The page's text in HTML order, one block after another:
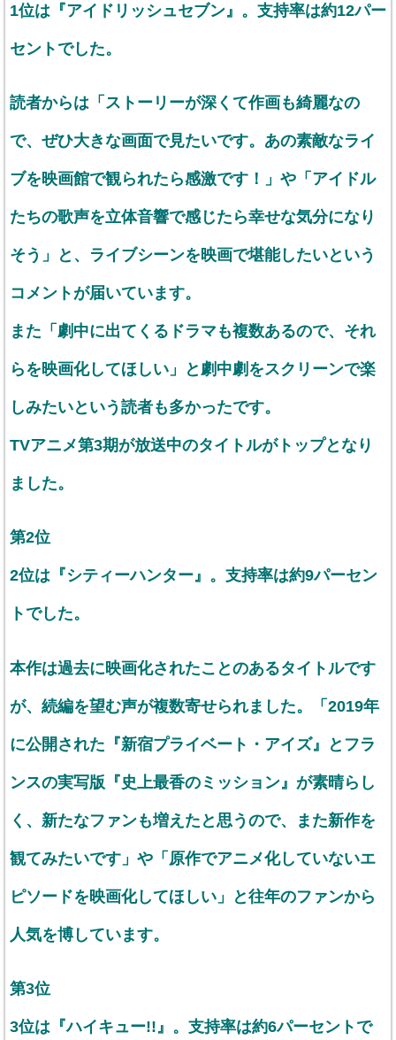
1位は『アイドリッシュセブン』。支持率は約12パー
セントでした。
読者からは「ストーリーが深くて作画も綺麗なの
で、ぜひ大きな画面で見たいです。あの素敵なライ
ブを映画館で観られたら感激です！」や「アイドル
たちの歌声を立体音響で感じたら幸せな気分になり
そう」と、ライブシーンを映画で堪能したいという
コメントが届いています。
また「劇中に出てくるドラマも複数あるので、それ
らを映画化してほしい」と劇中劇をスクリーンで楽
しみたいという読者も多かったです。
TVアニメ第3期が放送中のタイトルがトップとなり
ました。
第2位
2位は『シティーハンター』。支持率は約9パーセン
トでした。
本作は過去に映画化されたことのあるタイトルです
が、続編を望む声が複数寄せられました。「2019年
に公開された『新宿プライベート・アイズ』とフラ
ンスの実写版『史上最香のミッション』が素晴らし
く、新たなファンも増えたと思うので、また新作を
観てみたいです」や「原作でアニメ化していないエ
ピソードを映画化してほしい」と往年のファンから
人気を博しています。
第3位
3位は『ハイキュー!!』。支持率は約6パーセントで